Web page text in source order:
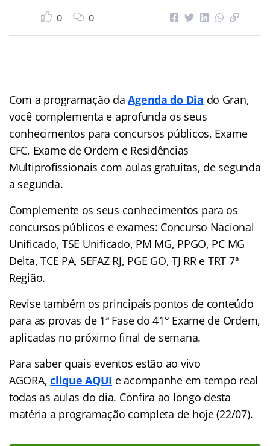
0 0
Com a programação daAgenda do Dia do Gran,
você complementa e aprofunda os seus
conhecimentos para concursos públicos, Exame
CFC, Exame de Ordem e Residências
Multiprofissionais com aulas gratuitas, de segunda
a segunda.
Complemente os seus conhecimentos para os
concursos públicos e exames: Concurso Nacional
Unificado, TSE Unificado, PM MG, PPGO, PC MG
Delta, TCE PA, SEFAZ RJ, PGE GO, TJ RR e TRT 7ª
Região.
Revise também os principais pontos de conteúdo
para as provas de 1ª Fase do 41° Exame de Ordem,
aplicadas no próximo final de semana.
Para saber quais eventos estão ao vivo
AGORA,clique AQUI e acompanhe em tempo real
todas as aulas do dia. Confira ao longo desta
matéria a programação completa de hoje (22/07).